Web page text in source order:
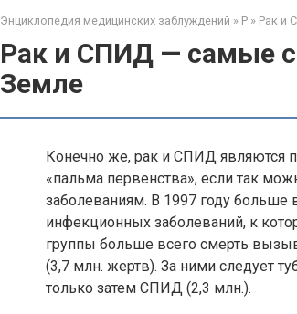
Энциклопедия медицинских заблуждений » Р » Рак и
Рак и СПИД — самые
Земле
Конечно же, рак и СПИД являются
«пальма первенства», если так
заболеваниям. В 1997 году больше
инфекционных заболеваний, к
группы больше всего смерть
(3,7 млн. жертв). За ними следует
только затем СПИД (2,3 млн.).